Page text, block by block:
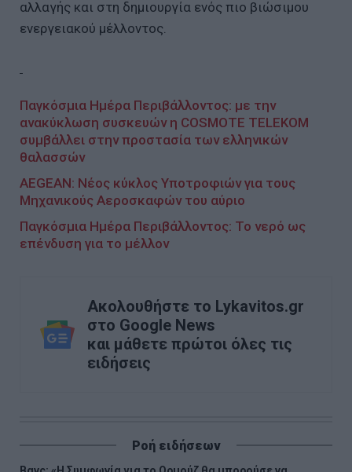
αλλαγής και στη δημιουργία ενός πιο βιώσιμου
ενεργειακού μέλλοντος.
Παγκόσμια Ημέρα Περιβάλλοντος: με την
ανακύκλωση συσκευών η COSMOTE TELEKOM
συμβάλλει στην προστασία των ελληνικών
θαλασσών
AEGEAN: Νέος κύκλος Υποτροφιών για τους
Μηχανικούς Αεροσκαφών του αύριο
Παγκόσμια Ημέρα Περιβάλλοντος: Το νερό ως
επένδυση για το μέλλον
Ακολουθήστε το Lykavitos.gr
στο Google News
και μάθετε πρώτοι όλες τις
ειδήσεις
Ροή ειδήσεων